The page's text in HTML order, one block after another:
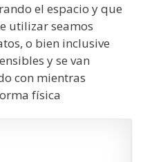
el espacio y que
utilizar seamos
o bien inclusive
y se van
con mientras
física